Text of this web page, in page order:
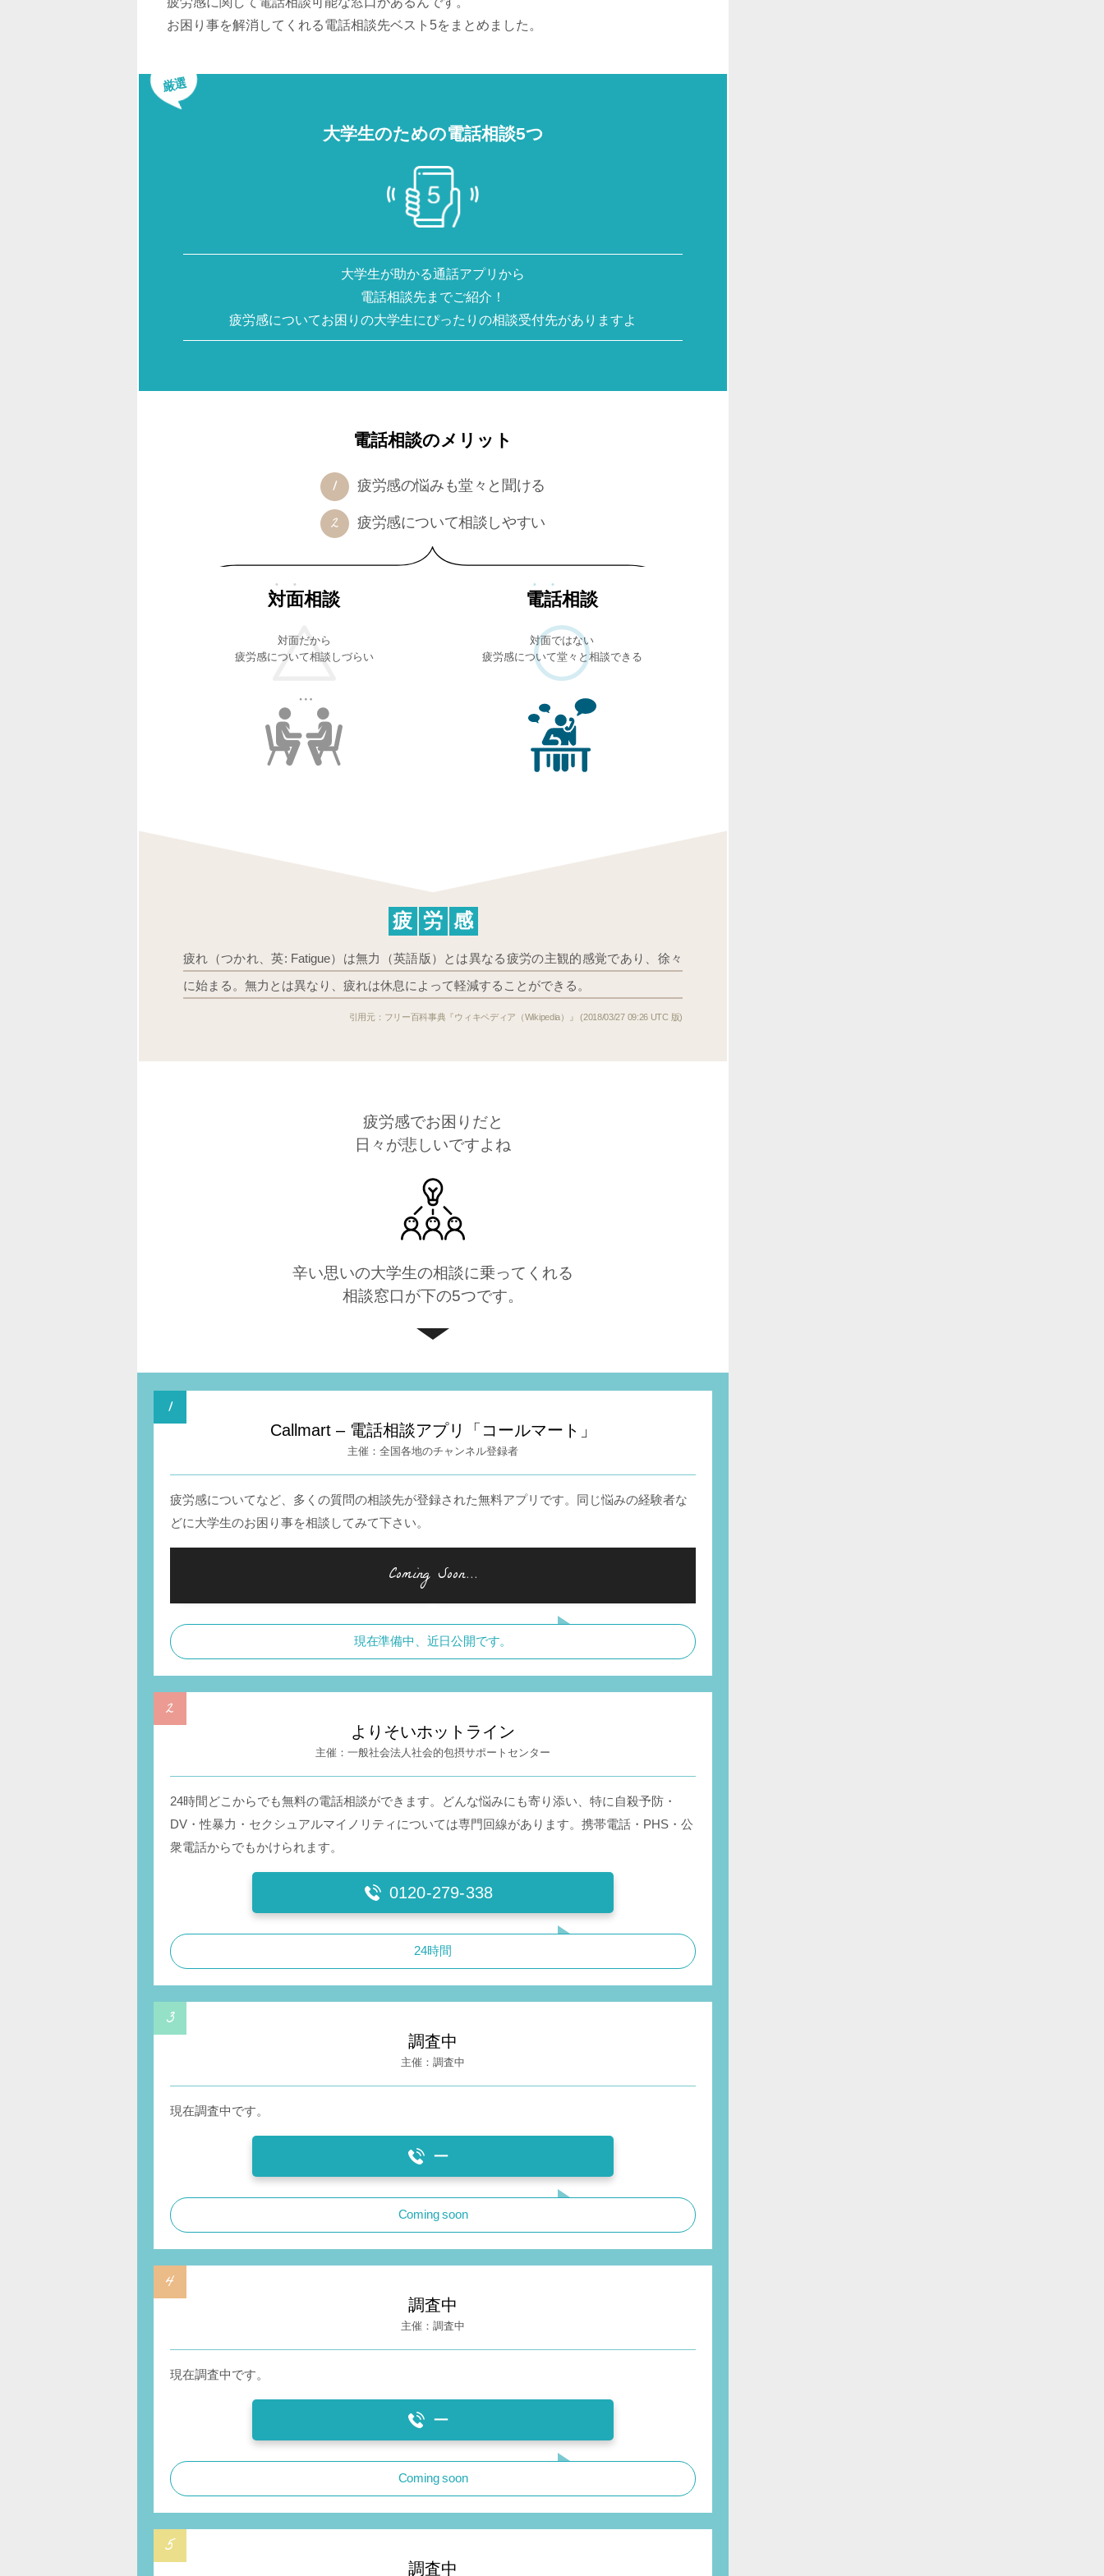
お困り事を解消してくれる電話相談先ベスト5をまとめました。
厳選
大学生のための電話相談5つ
大学生が助かる通話アプリから
電話相談先までご紹介！
疲労感についてお困りの大学生にぴったりの相談受付先がありますよ
電話相談のメリット
疲労感の悩みも堂々と聞ける
疲労感について相談しやすい
対面相談
対面だから
疲労感について相談しづらい
電話相談
対面ではない
疲労感について堂々と相談できる
疲 労 感
疲れ（つかれ、英: Fatigue）は無力（英語版）とは異なる疲労の主観的感覚であり、徐々
に始まる。無力とは異なり、疲れは休息によって軽減することができる。
フリー百科事典『ウィキペディア（Wikipedia）』 (2018/03/27 09:26 UTC 版)
疲労感でお困りだと
日々が悲しいですよね
辛い思いの大学生の相談に乗ってくれる
相談窓口が下の5つです。
Callmart – 電話相談アプリ「コールマート」
全国各地のチャンネル登録者
疲労感についてなど、多くの質問の相談先が登録された無料アプリです。同じ悩みの経験者な
どに大学生のお困り事を相談してみて下さい。
現在準備中、近日公開です。
よりそいホットライン
一般社会法人社会的包摂サポートセンター
24時間どこからでも無料の電話相談ができます。どんな悩みにも寄り添い、特に自殺予防・
DV・性暴力・セクシュアルマイノリティについては専門回線があります。携帯電話・PHS・公
衆電話からでもかけられます。
0120-279-338
24時間
調査中
調査中
現在調査中です。
ー
Coming soon
調査中
調査中
現在調査中です。
ー
Coming soon
調査中